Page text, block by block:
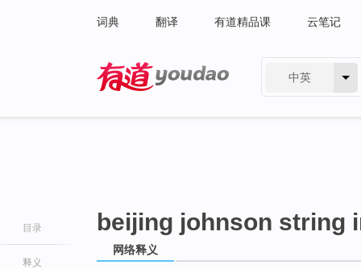
词典 翻译 有道精品课 云笔记
中英
目录
释义
beijing johnson string
网络释义